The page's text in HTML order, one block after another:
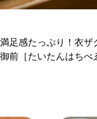
足感たっぷり！衣ザ
前［たいたんはちべ